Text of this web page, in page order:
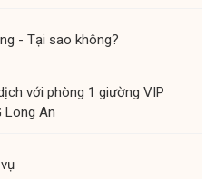
- Tại sao không?
với phòng 1 giường VIP
Long An